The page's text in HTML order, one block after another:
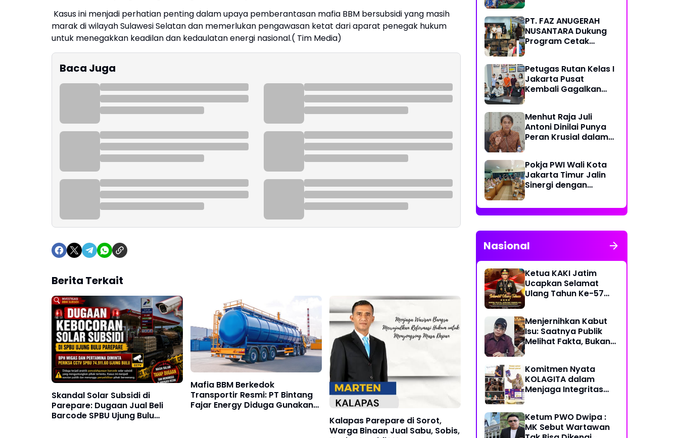
Kasus ini menjadi perhatian penting dalam upaya pemberantasan mafia BBM bersubsidi yang masih
marak di wilayah Sulawesi Selatan dan memerlukan pengawasan ketat dari aparat penegak hukum
untuk menegakkan keadilan dan kedaulatan energi nasional.( Tim Media)
Baca Juga
Berita Terkait
Skandal Solar Subsidi di
Parepare: Dugaan Jual Beli
Barcode SPBU Ujung Bulu
Mafia BBM Berkedok
Transportir Resmi: PT Bintang
Fajar Energy Diduga Gunakan
Kalapas Parepare di Sorot,
Warga Binaan Jual Sabu, Sobis,
Kebersamaan
PT. FAZ ANUGERAH
NUSANTARA Dukung
Program Cetak
Pestisida
Petugas Rutan Kelas I
Jakarta Pusat
Kembali Gagalkan
Disembunyikan di
Pakaian Dalam
Pengunjung
Menhut Raja Juli
Antoni Dinilai Punya
Peran Krusial dalam
Hutan
Pokja PWI Wali Kota
Jakarta Timur Jalin
Sinergi dengan
untuk Perkuat
Publikasi Informasi
Nasional
Ketua KAKI Jatim
Ucapkan Selamat
Ulang Tahun Ke-57
Semoga Selalu Sehat
Sukses Berkah Umur
Menjernihkan Kabut
Isu: Saatnya Publik
Melihat Fakta, Bukan
Komitmen Nyata
KOLAGITA dalam
Menjaga Integritas
Ketum PWO Dwipa :
MK Sebut Wartawan